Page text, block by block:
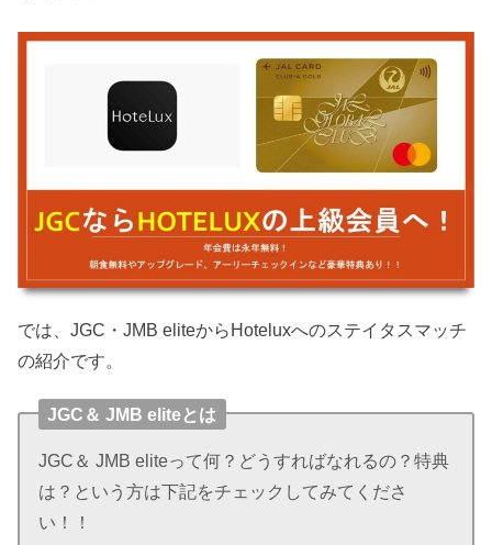
では、JGC・JMB eliteからHoteluxへのステイタスマッチ
の紹介です。
JGC＆ JMB eliteとは
JGC＆ JMB eliteって何？どうすればなれるの？特典
は？という方は下記をチェックしてみてくださ
い！！